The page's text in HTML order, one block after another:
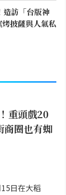
造訪「台版神
披薩與人氣私
重頭戲20
圈也有蜘
日在大稻